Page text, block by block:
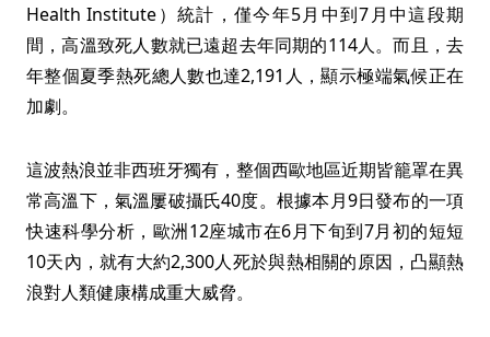
Health Institute）統計，僅今年5月中到7月中這段期
間，高溫致死人數就已遠超去年同期的114人。而且，去
年整個夏季熱死總人數也達2,191人，顯示極端氣候正在
加劇。
這波熱浪並非西班牙獨有，整個西歐地區近期皆籠罩在異
常高溫下，氣溫屢破攝氏40度。根據本月9日發布的一項
快速科學分析，歐洲12座城市在6月下旬到7月初的短短
10天內，就有大約2,300人死於與熱相關的原因，凸顯熱
浪對人類健康構成重大威脅。